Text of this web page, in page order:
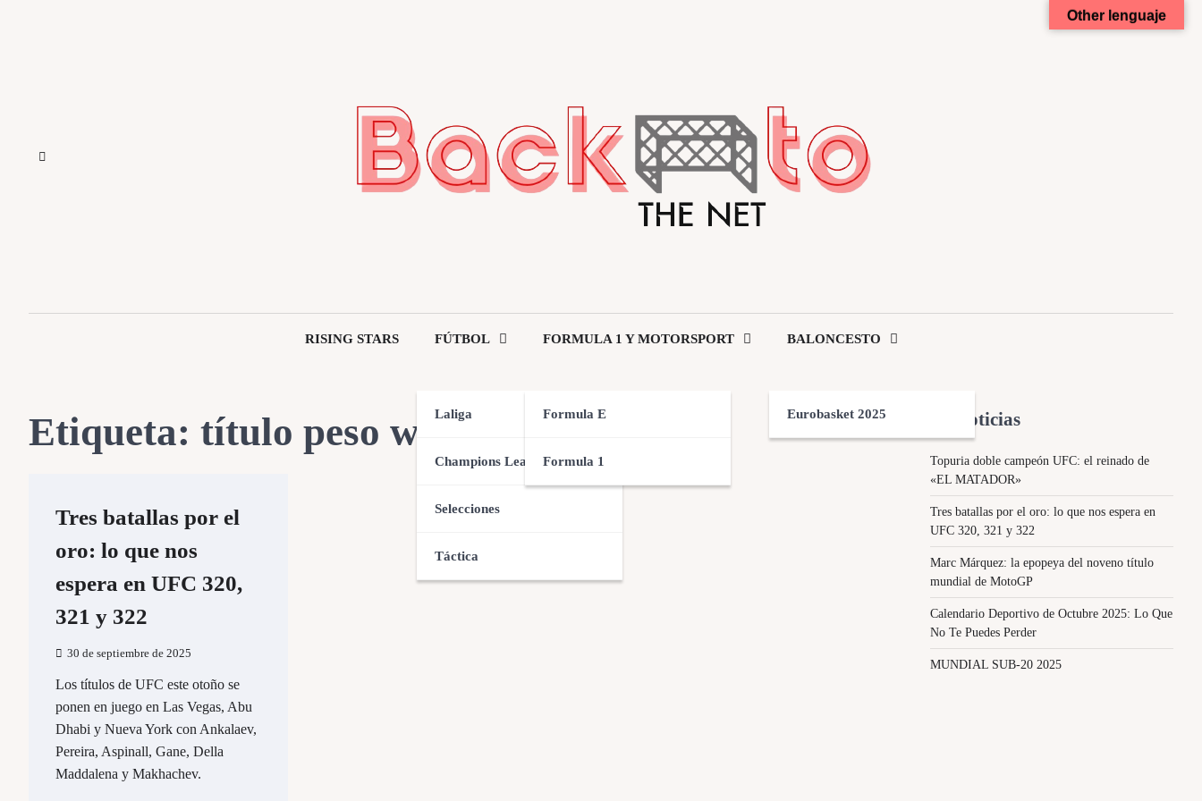
RISING STARS FÚTBOL
Laliga
Champions League
Selecciones
Táctica
FORMULA 1 Y MOTORSPORT
Formula E
Formula 1
BALONCESTO
Eurobasket 2025
Etiqueta: título peso wélter UFC
Tres batallas por el
oro: lo que nos
espera en UFC 320,
321 y 322
30 de septiembre de 2025
Los títulos de UFC este otoño se
ponen en juego en Las Vegas, Abu
Dhabi y Nueva York con Ankalaev,
Pereira, Aspinall, Gane, Della
Maddalena y Makhachev.
Ultimas Noticias
Topuria doble campeón UFC: el reinado de
«EL MATADOR»
Tres batallas por el oro: lo que nos espera en
UFC 320, 321 y 322
Marc Márquez: la epopeya del noveno título
mundial de MotoGP
Calendario Deportivo de Octubre 2025: Lo Que
No Te Puedes Perder
MUNDIAL SUB-20 2025
Other lenguaje